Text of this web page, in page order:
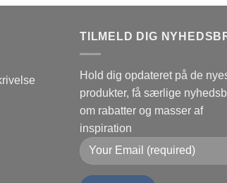
TILMELD DIG
Hold dig opdateret på de
produkter, få særlige
om rabatter og masser af
inspiration